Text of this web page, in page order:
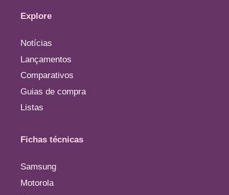
Explore
Notícias
Lançamentos
Comparativos
Guias de compra
Listas
Fichas técnicas
Samsung
Motorola